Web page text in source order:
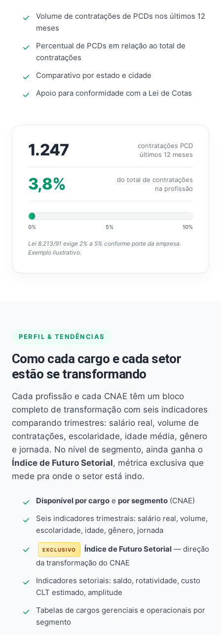
Volume de contratações de PCDs nos últimos 12
meses
Percentual de PCDs em relação ao total de
contratações
Comparativo por estado e cidade
Apoio para conformidade com a Lei de Cotas
1.247
contratações PCD
últimos 12 meses
3,8%
do total de contratações
na profissão
0% 5% 10%
Lei 8.213/91 exige 2% a 5% conforme porte da empresa.
Exemplo ilustrativo.
PERFIL & TENDÊNCIAS
Como cada cargo e cada setor
estão se transformando
Cada profissão e cada CNAE têm um bloco
completo de transformação com seis indicadores
comparando trimestres: salário real, volume de
contratações, escolaridade, idade média, gênero
e jornada. No nível de segmento, ainda ganha o
Índice de Futuro Setorial, métrica exclusiva que
mede pra onde o setor está indo.
Disponível por cargo e por segmento (CNAE)
Seis indicadores trimestrais: salário real, volume,
escolaridade, idade, gênero, jornada
EXCLUSIVO Índice de Futuro Setorial — direção
da transformação do CNAE
Indicadores setoriais: saldo, rotatividade, custo
CLT estimado, amplitude
Tabelas de cargos gerenciais e operacionais por
segmento